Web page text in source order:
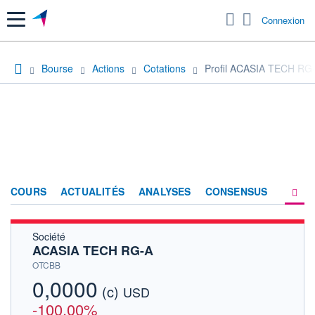
Menu Connexion
Bourse Actions Cotations Profil ACASIA TECH
COURS ACTUALITÉS ANALYSES CONSENSUS
Société
ACASIA TECH RG-A
OTCBB
0,0000 (c) USD
-100,00%